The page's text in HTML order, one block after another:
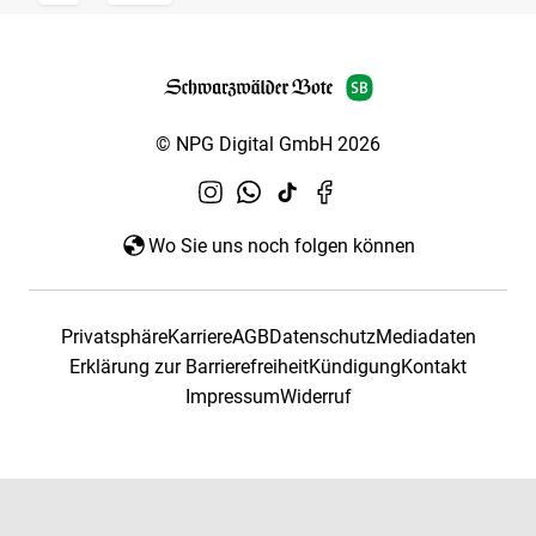
© NPG Digital GmbH 2026
Wo Sie uns noch folgen können
PrivatsphäreKarriereAGBDatenschutzMediadaten
Erklärung zur BarrierefreiheitKündigungKontakt
ImpressumWiderruf